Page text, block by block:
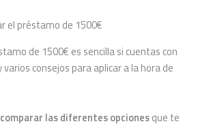
el préstamo de 1500€
de 1500€ es sencilla si cuentas con
consejos para aplicar a la hora de
comparar las diferentes opcionesque te